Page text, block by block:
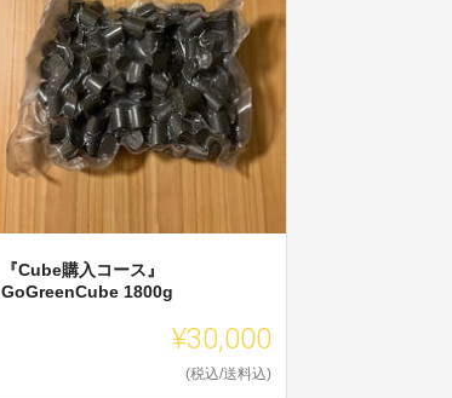
『Cube購入コース』
GoGreenCube 1800g
¥30,000
(税込/送料込)